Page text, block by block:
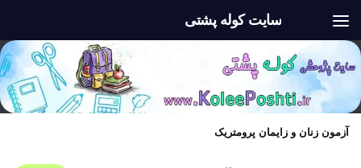
سایت کوله پشتی
آزمون زنان و زایمان پرومتریک